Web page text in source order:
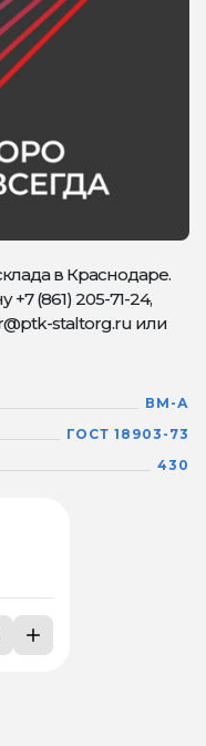
в Краснодаре.
(861) 205-71-24,
staltorg.ru или
ВМ-А
ГОСТ 18903-73
430